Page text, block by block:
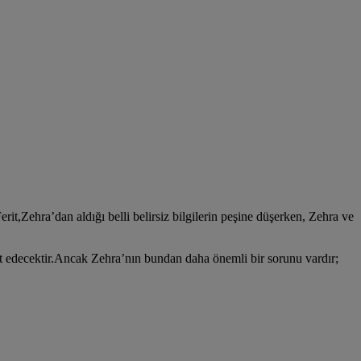
aldığı belli belirsiz bilgilerin peşine düşerken, Zehra ve
Zehra’nın bundan daha önemli bir sorunu vardır;